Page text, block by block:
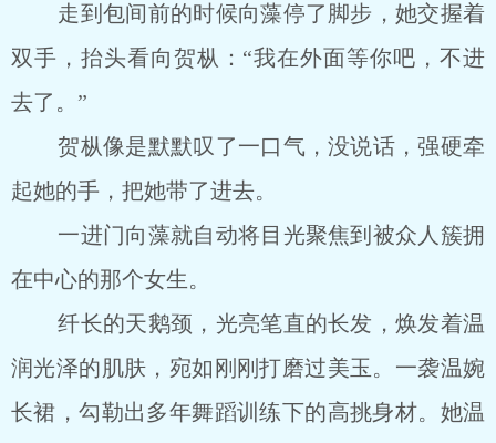
走到包间前的时候向藻停了脚步，她交握着
双手，抬头看向贺枞：“我在外面等你吧，不进
去了。”
贺枞像是默默叹了一口气，没说话，强硬牵
起她的手，把她带了进去。
一进门向藻就自动将目光聚焦到被众人簇拥
在中心的那个女生。
纤长的天鹅颈，光亮笔直的长发，焕发着温
润光泽的肌肤，宛如刚刚打磨过美玉。一袭温婉
长裙，勾勒出多年舞蹈训练下的高挑身材。她温